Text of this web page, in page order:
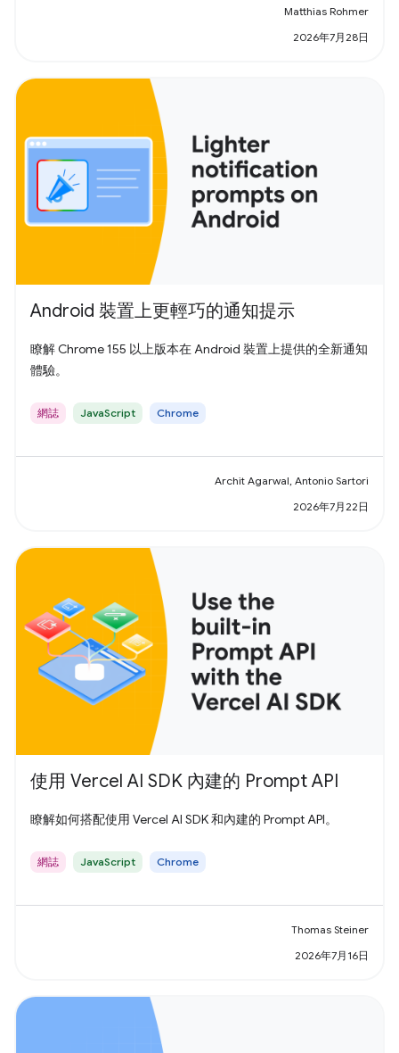
Matthias Rohmer
2026年7月28日
Android 裝置上更輕巧的通知提示
瞭解 Chrome 155 以上版本在 Android 裝置上提供的全新通知
體驗。
網誌 JavaScript Chrome
Archit Agarwal, Antonio Sartori
2026年7月22日
使用 Vercel AI SDK 內建的 Prompt API
瞭解如何搭配使用 Vercel AI SDK 和內建的 Prompt API。
網誌 JavaScript Chrome
Thomas Steiner
2026年7月16日